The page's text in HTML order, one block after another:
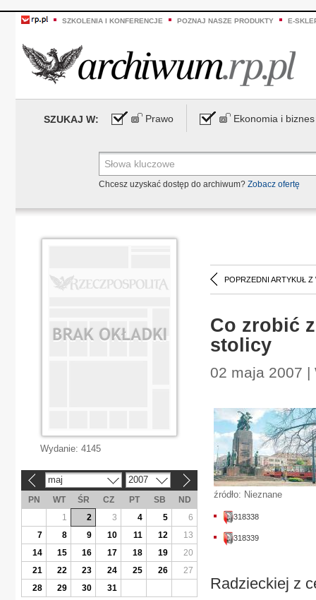
SZKOLENIA I KONFERENCJE POZNAJ NASZE PRODUKTY E-
SZUKAJ W: Prawo Ekonomia i biznes
Chcesz uzyskać dostęp do archiwum? Zobacz ofertę
POPRZEDNI ARTYKUŁ Z
Co zrobić
stolicy
02 maja 2007 |
źródło: Nieznane
318338
318339
Radzieckiej z
Wydanie: 4145
maj 2007
PN WT ŚR CZ PT SB
ND
1
2 3 4 5
6
7
8 9 10 11 12
13
14
15 16 17 18 19
20
21
22 23 24 25 26
27
28
29 30 31